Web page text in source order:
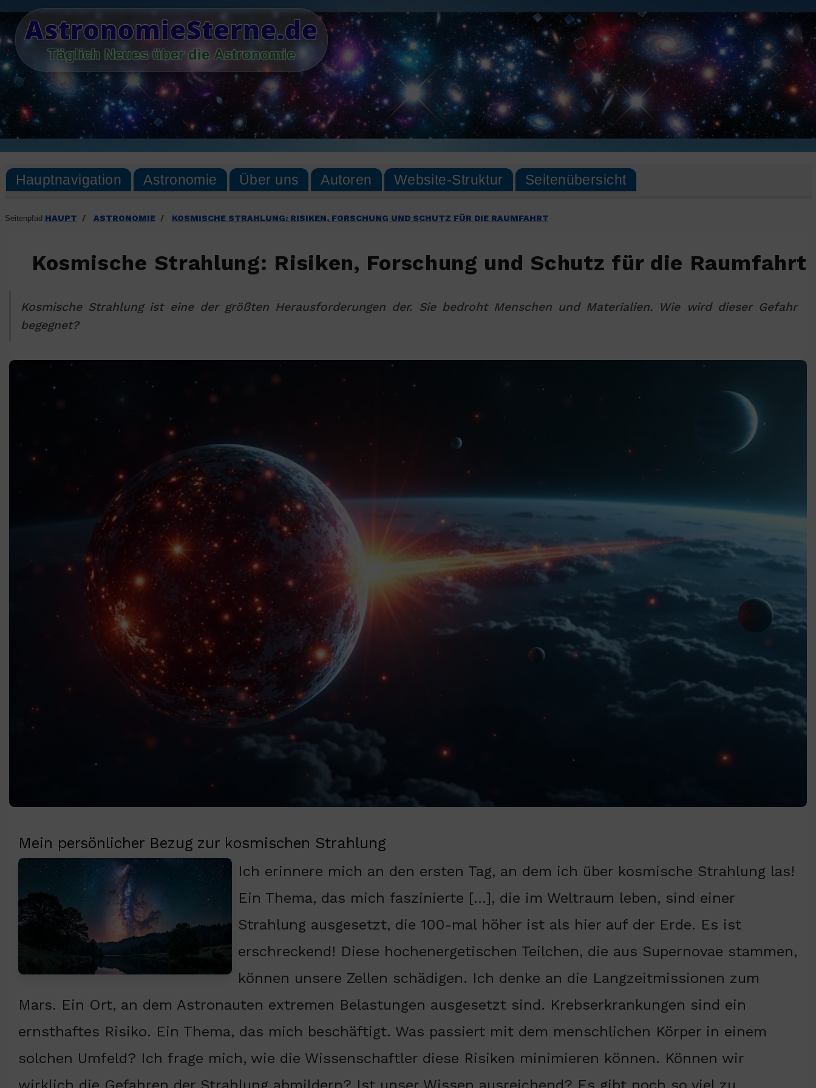
Skip
content
AstronomieSterne.de
Täglich Neues über die Astronomie
Hauptnavigation Astronomie Über uns Autoren Website-Struktur Seitenübersicht
Seitenpfad HAUPT / ASTRONOMIE / KOSMISCHE STRAHLUNG: RISIKEN, FORSCHUNG UND SCHUTZ FÜR DIE RAUMFAHRT
Kosmische Strahlung: Risiken, Forschung und Schutz für die Raumfahrt
Kosmische Strahlung ist eine der größten Herausforderungen der. Sie bedroht Menschen und Materialien. Wie wird dieser Gefahr
begegnet?
Mein persönlicher Bezug zur kosmischen Strahlung
Ich erinnere mich an den ersten Tag, an dem ich über kosmische Strahlung las!
Ein Thema, das mich faszinierte […], die im Weltraum leben, sind einer
Strahlung ausgesetzt, die 100-mal höher ist als hier auf der Erde. Es ist
erschreckend! Diese hochenergetischen Teilchen, die aus Supernovae stammen,
können unsere Zellen schädigen. Ich denke an die Langzeitmissionen zum
Mars. Ein Ort, an dem Astronauten extremen Belastungen ausgesetzt sind. Krebserkrankungen sind ein
ernsthaftes Risiko. Ein Thema, das mich beschäftigt. Was passiert mit dem menschlichen Körper in einem
solchen Umfeld? Ich frage mich, wie die Wissenschaftler diese Risiken minimieren können. Können wir